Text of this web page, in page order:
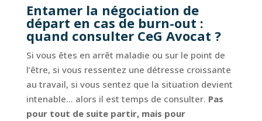
Entamer la négociation de
départ en cas de burn-out :
quand consulter CeG Avocat ?
Si vous êtes en arrêt maladie ou sur le point de
l’être, si vous ressentez une détresse croissante
au travail, si vous sentez que la situation devient
intenable… alors il est temps de consulter. Pas
pour tout de suite partir, mais pour